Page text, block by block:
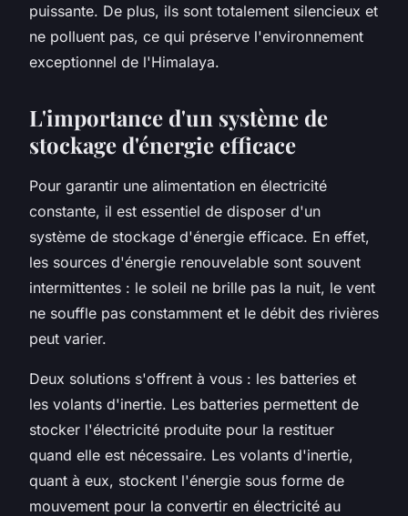
puissante. De plus, ils sont totalement silencieux et
ne polluent pas, ce qui préserve l'environnement
exceptionnel de l'Himalaya.
L'importance d'un système de
stockage d'énergie efficace
Pour garantir une alimentation en électricité
constante, il est essentiel de disposer d'un
système de stockage d'énergie efficace. En effet,
les sources d'énergie renouvelable sont souvent
intermittentes : le soleil ne brille pas la nuit, le vent
ne souffle pas constamment et le débit des rivières
peut varier.
Deux solutions s'offrent à vous : les batteries et
les volants d'inertie. Les batteries permettent de
stocker l'électricité produite pour la restituer
quand elle est nécessaire. Les volants d'inertie,
quant à eux, stockent l'énergie sous forme de
mouvement pour la convertir en électricité au